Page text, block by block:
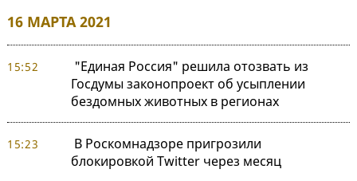
16 МАРТА 2021
15:52
"Единая Россия" решила отозвать из
Госдумы законопроект об усыплении
бездомных животных в регионах
15:23
В Роскомнадзоре пригрозили
блокировкой Twitter через месяц